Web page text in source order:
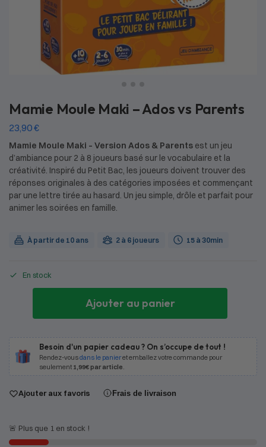
Mamie Moule Maki – Ados vs Parents
23,90€
Mamie Moule Maki – Version Ados & Parents est un jeu
d’ambiance pour 2 à 8 joueurs basé sur le vocabulaire et la
créativité. Inspiré du Petit Bac, les joueurs doivent trouver des
réponses originales à des catégories imposées et commençant
par une lettre tirée au hasard. Un jeu simple, drôle et parfait pour
animer les soirées en famille.
À partir de 10 ans 2 à 6 joueurs 15 à 30min
En stock
Ajouter au panier
Besoin d'un papier cadeau ? On s’occupe de tout !
Rendez-vousdans le panieret emballez votre commande pour
seulement 1,99€ par article.
Ajouter aux favoris Frais de livraison
🚨 Plus que 1 en stock !